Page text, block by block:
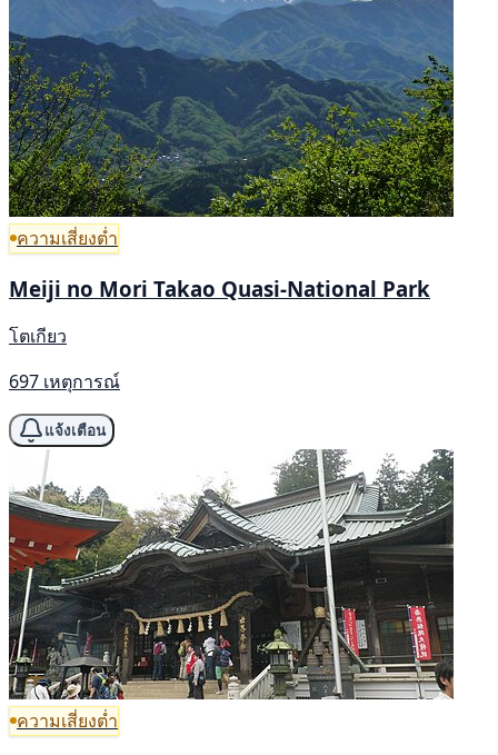
ความเสี่ยงต่ำ
Meiji no Mori Takao Quasi-National Park
โตเกียว
697 เหตุการณ์
แจ้งเตือน
ความเสี่ยงต่ำ